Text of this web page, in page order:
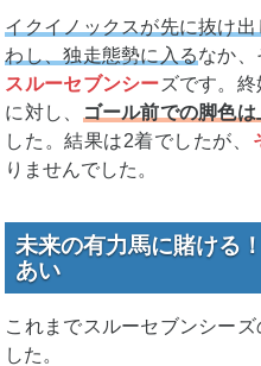
イクイノックスが先に抜け
わし、独走態勢に入るなか
スルーセブンシーズです。
に対し、
ゴール前での脚色
した。結果は2着でしたが、
りませんでした。
未来の有力馬に賭ける
あい
これまでスルーセブンシー
した。